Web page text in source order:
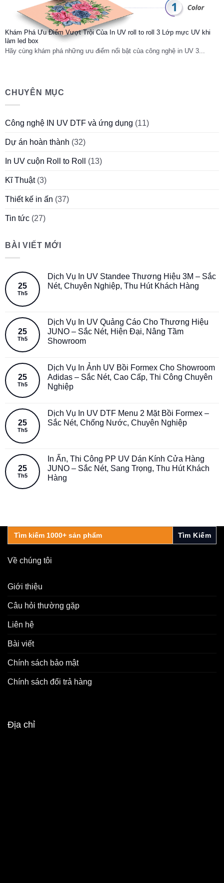
Khám Phá Ưu Điểm Vượt Trội Của In UV roll to roll 3 Lớp mực UV khi
làm led box
Hãy cùng khám phá những ưu điểm nổi bật của công nghệ in UV 3...
CHUYÊN MỤC
Công nghệ IN UV DTF và ứng dụng (11)
Dự án hoàn thành (32)
In UV cuộn Roll to Roll (13)
Kĩ Thuật(3)
Thiết kế in ấn (37)
Tin tức (27)
BÀI VIẾT MỚI
25
Th5
Dịch Vụ In UV Standee Thương Hiệu 3M – Sắc
Nét, Chuyên Nghiệp, Thu Hút Khách Hàng
25
Th5
Dịch Vụ In UV Quảng Cáo Cho Thương Hiệu
JUNO – Sắc Nét, Hiện Đại, Nâng Tầm
Showroom
25
Th5
Dịch Vụ In Ảnh UV Bồi Formex Cho Showroom
Adidas – Sắc Nét, Cao Cấp, Thi Công Chuyên
Nghiệp
25
Th5
Dịch Vụ In UV DTF Menu 2 Mặt Bồi Formex –
Sắc Nét, Chống Nước, Chuyên Nghiệp
25
Th5
In Ấn, Thi Công PP UV Dán Kính Cửa Hàng
JUNO – Sắc Nét, Sang Trọng, Thu Hút Khách
Hàng
Search
for:
Về chúng tôi
Giới thiệu
Câu hỏi thường gặp
Liên hệ
Bài viết
Chính sách bảo mật
Chính sách đổi trả hàng
Địa chỉ